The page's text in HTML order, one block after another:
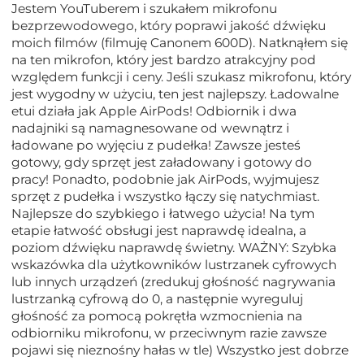
Jestem YouTuberem i szukałem mikrofonu
bezprzewodowego, który poprawi jakość dźwięku
moich filmów (filmuję Canonem 600D). Natknąłem się
na ten mikrofon, który jest bardzo atrakcyjny pod
względem funkcji i ceny. Jeśli szukasz mikrofonu, który
jest wygodny w użyciu, ten jest najlepszy. Ładowalne
etui działa jak Apple AirPods! Odbiornik i dwa
nadajniki są namagnesowane od wewnątrz i
ładowane po wyjęciu z pudełka! Zawsze jesteś
gotowy, gdy sprzęt jest załadowany i gotowy do
pracy! Ponadto, podobnie jak AirPods, wyjmujesz
sprzęt z pudełka i wszystko łączy się natychmiast.
Najlepsze do szybkiego i łatwego użycia! Na tym
etapie łatwość obsługi jest naprawdę idealna, a
poziom dźwięku naprawdę świetny. WAŻNY: Szybka
wskazówka dla użytkowników lustrzanek cyfrowych
lub innych urządzeń (zredukuj głośność nagrywania
lustrzanką cyfrową do 0, a następnie wyreguluj
głośność za pomocą pokrętła wzmocnienia na
odbiorniku mikrofonu, w przeciwnym razie zawsze
pojawi się nieznośny hałas w tle) Wszystko jest dobrze